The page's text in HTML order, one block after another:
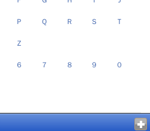
Ｐ Ｑ Ｒ Ｓ Ｔ
Ｚ
６ ７ ８ ９ ０